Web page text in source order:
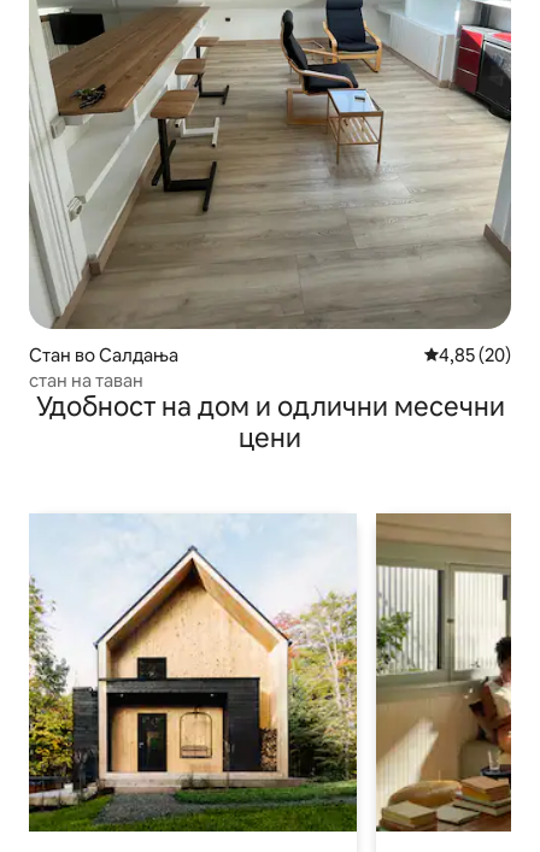
Стан во Салдања Просечна
4,85 (20)
стан на таван
Удобност на дом и одлични месечни
цени